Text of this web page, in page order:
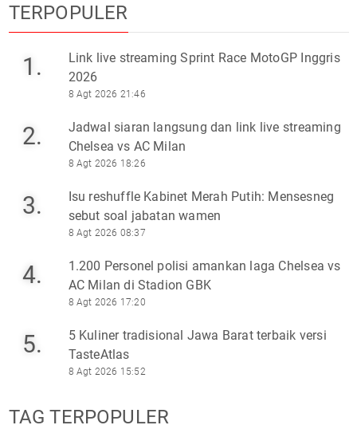
TERPOPULER
1.
Link live streaming Sprint Race MotoGP Inggris
2026
8 Agt 2026 21:46
2.
Jadwal siaran langsung dan link live streaming
Chelsea vs AC Milan
8 Agt 2026 18:26
3.
Isu reshuffle Kabinet Merah Putih: Mensesneg
sebut soal jabatan wamen
8 Agt 2026 08:37
4.
1.200 Personel polisi amankan laga Chelsea vs
AC Milan di Stadion GBK
8 Agt 2026 17:20
5.
5 Kuliner tradisional Jawa Barat terbaik versi
TasteAtlas
8 Agt 2026 15:52
TAG TERPOPULER